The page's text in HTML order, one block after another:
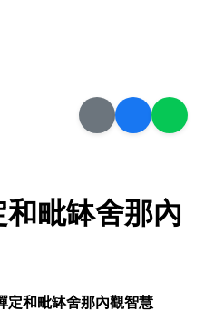
毗缽舍那內
定和毗缽舍那內觀智慧